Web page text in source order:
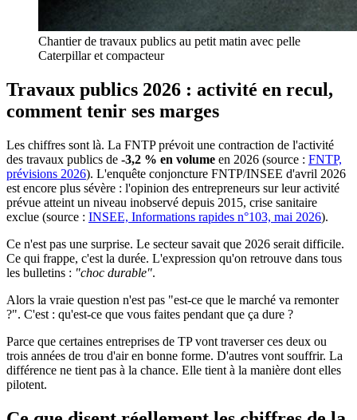
Chantier de travaux publics au petit matin avec pelle
Caterpillar et compacteur
Travaux publics 2026 : activité en recul,
comment tenir ses marges
Les chiffres sont là. La FNTP prévoit une contraction de l'activité
des travaux publics de -3,2 % en volume en 2026 (source : FNTP,
prévisions 2026). L'enquête conjoncture FNTP/INSEE d'avril 2026
est encore plus sévère : l'opinion des entrepreneurs sur leur activité
prévue atteint un niveau inobservé depuis 2015, crise sanitaire
exclue (source : INSEE, Informations rapides n°103, mai 2026).
Ce n'est pas une surprise. Le secteur savait que 2026 serait difficile.
Ce qui frappe, c'est la durée. L'expression qu'on retrouve dans tous
les bulletins : "choc durable".
Alors la vraie question n'est pas "est-ce que le marché va remonter
?". C'est : qu'est-ce que vous faites pendant que ça dure ?
Parce que certaines entreprises de TP vont traverser ces deux ou
trois années de trou d'air en bonne forme. D'autres vont souffrir. La
différence ne tient pas à la chance. Elle tient à la manière dont elles
pilotent.